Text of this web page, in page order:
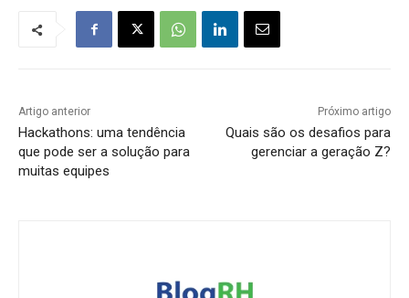
Artigo anterior
Hackathons: uma tendência
que pode ser a solução para
muitas equipes
Próximo artigo
Quais são os desafios para
gerenciar a geração Z?